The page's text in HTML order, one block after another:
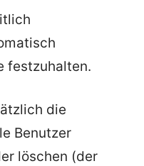
festzuhalten.
die
Benutzer
löschen (der